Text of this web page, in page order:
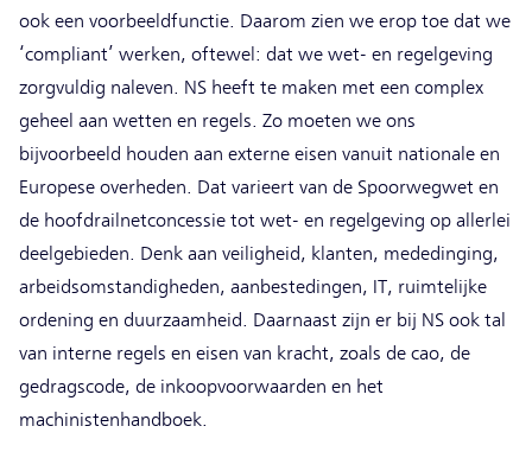
ook een voorbeeldfunctie. Daarom zien we erop toe dat we
‘compliant’ werken, oftewel: dat we wet- en regelgeving
zorgvuldig naleven. NS heeft te maken met een complex
geheel aan wetten en regels. Zo moeten we ons
bijvoorbeeld houden aan externe eisen vanuit nationale en
Europese overheden. Dat varieert van de Spoorwegwet en
de hoofdrailnetconcessie tot wet- en regelgeving op allerlei
deelgebieden. Denk aan veiligheid, klanten, mededinging,
arbeidsomstandigheden, aanbestedingen, IT, ruimtelijke
ordening en duurzaamheid. Daarnaast zijn er bij NS ook tal
van interne regels en eisen van kracht, zoals de cao, de
gedragscode, de inkoopvoorwaarden en het
machinistenhandboek.